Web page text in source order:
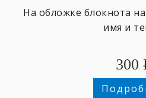
На обложке блокнота
имя и
300